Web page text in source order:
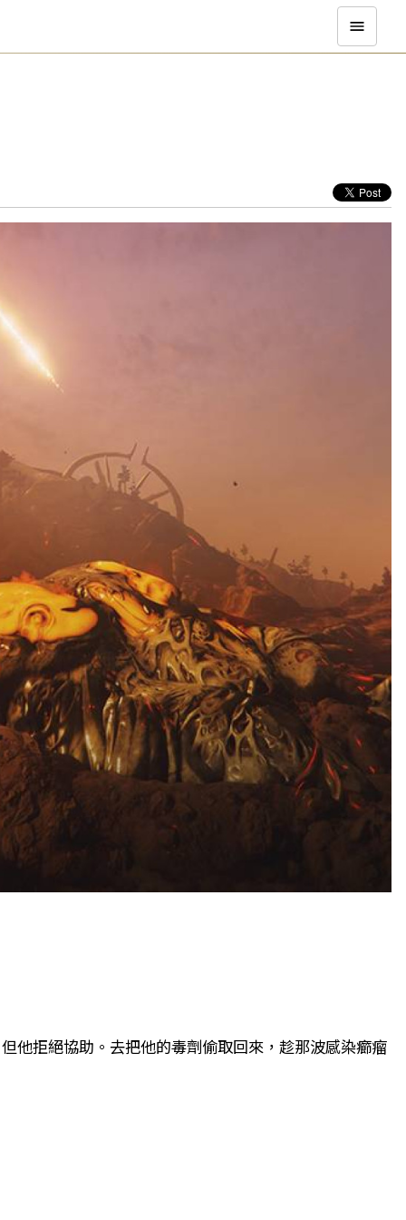
他拒絕協助。去把他的毒劑偷取回來，趁那波感染癤瘤